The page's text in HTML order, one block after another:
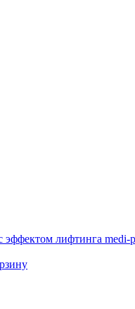
эффектом лифтинга medi-